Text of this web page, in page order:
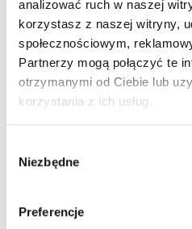
analizować ruch w naszej
korzystasz z naszej witryny,
społecznościowym,
Partnerzy mogą połączyć te
otrzymanymi od Ciebie lub
korzystania z ich usług.
zgody
Niezbędne
Preferencje
Wynajem
Podstawową działalnością
sprzedaż mieszkań na
klient moż...